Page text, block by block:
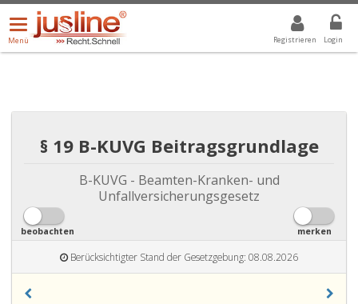
Registrieren Login
Menü
öffnen/schließen
Menü
ALLE DROPDOWN: GEWÄHLTER WERT IST ALLE
§ 19 B-KUVG Beitragsgrundlage
B-KUVG - Beamten-Kranken- und
Unfallversicherungsgesetz
beobachten merken
Berücksichtigter Stand der Gesetzgebung: 08.08.2026